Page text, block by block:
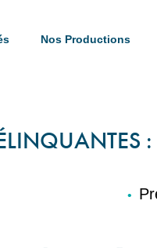
Nos Productions
•